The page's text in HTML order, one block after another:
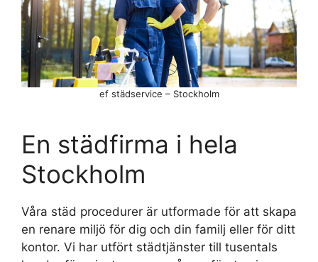
En städfirma i hela
Stockholm
Våra städ procedurer är utformade för att skapa
en renare miljö för dig och din familj eller för ditt
kontor. Vi har utfört städtjänster till tusentals
ef städservice – Stockholm